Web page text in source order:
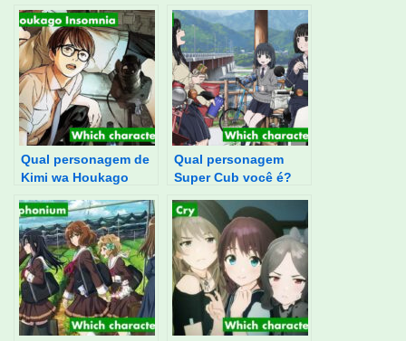
Qual personagem de
Kimi wa Houkago
Qual personagem
Super Cub você é?